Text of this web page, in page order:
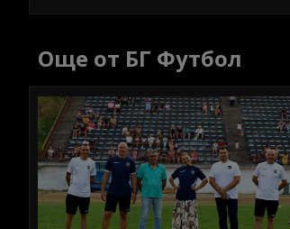
Още от БГ Футбол